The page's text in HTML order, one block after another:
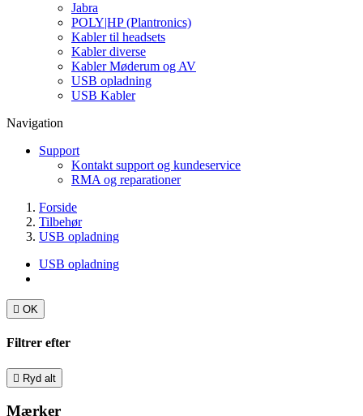
Jabra
POLY|HP (Plantronics)
Kabler til headsets
Kabler diverse
Kabler Møderum og AV
USB opladning
USB Kabler
Navigation
Support
Kontakt support og kundeservice
RMA og reparationer
Forside
Tilbehør
USB opladning
USB opladning
 OK
Filtrer efter
 Ryd alt
Mærker